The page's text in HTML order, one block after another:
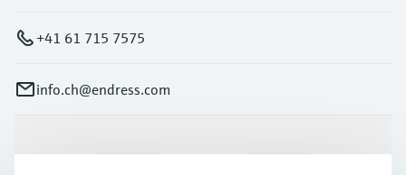
+41 61 715 7575
info.ch@endress.com